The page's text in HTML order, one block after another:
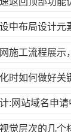
中布局设计元
时如何做好关
:网站域名申
觉层次的几个